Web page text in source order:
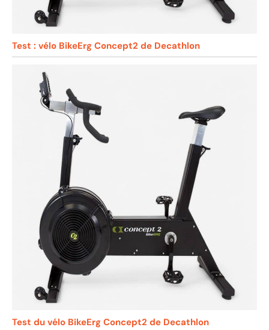
Test : vélo BikeErg Concept2 de Decathlon
Test du vélo BikeErg Concept2 de Decathlon